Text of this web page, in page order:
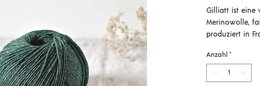
Gilliatt ist eine
Merinowolle,
produziert in
die direkt auf
werden. Auch
sehr zu
Anzahl *